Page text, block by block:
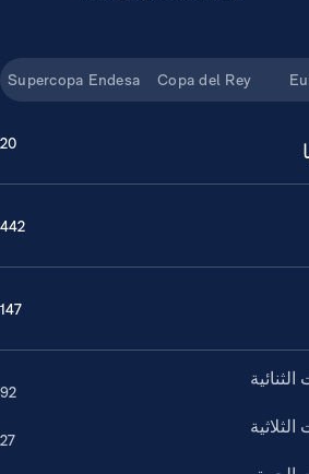
Copa del Rey
Supercopa Endesa
20
442
147
92
27